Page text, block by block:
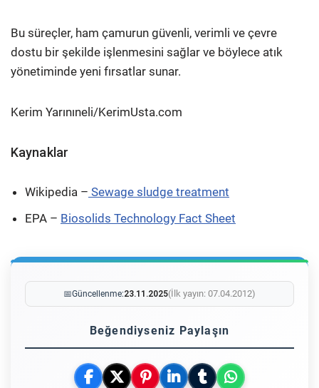
Bu süreçler, ham çamurun güvenli, verimli ve çevre
dostu bir şekilde işlenmesini sağlar ve böylece atık
yönetiminde yeni fırsatlar sunar.
Kerim Yarınıneli/KerimUsta.com
Kaynaklar
Wikipedia – Sewage sludge treatment
EPA – Biosolids Technology Fact Sheet
📅Güncellenme:23.11.2025(İlk yayın: 07.04.2012)
Beğendiyseniz Paylaşın